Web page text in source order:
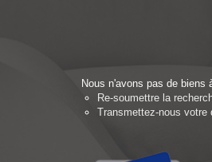
Nous n'avons pas de
Re-soumettre la
Transmettez-nous votre